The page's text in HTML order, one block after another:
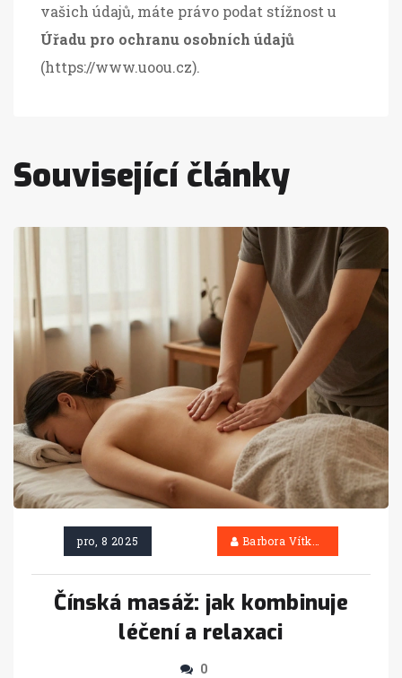
vašich údajů, máte právo podat stížnost u
Úřadu pro ochranu osobních údajů
(https://www.uoou.cz).
Související články
pro, 8 2025 Barbora Vítková
Čínská masáž: jak kombinuje
léčení a relaxaci
0